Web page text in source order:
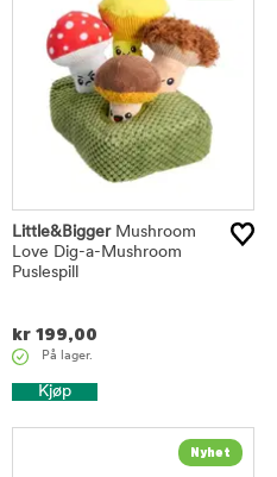
Little&BiggerMushroom
Love Dig-a-Mushroom
Puslespill
kr 199,00
På lager.
Kjøp